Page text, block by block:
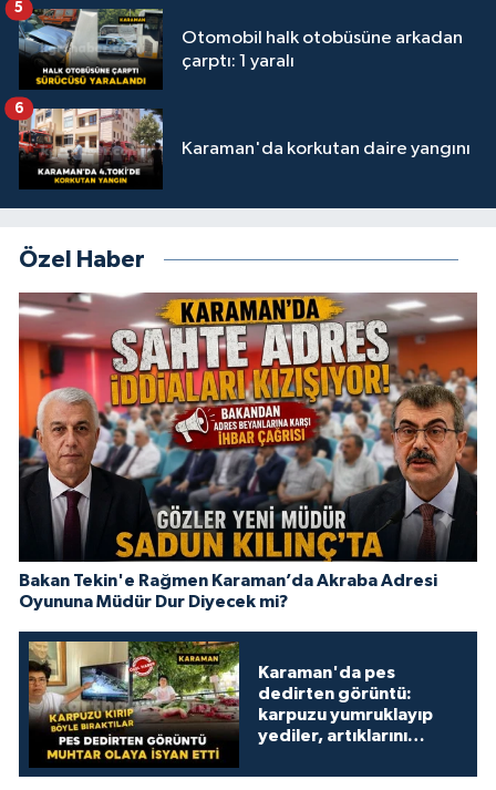
Otomobil halk otobüsüne arkadan
çarptı: 1 yaralı
5
Karaman'da korkutan daire yangını
6
Özel Haber
Bakan Tekin'e Rağmen Karaman’da Akraba Adresi
Oyununa Müdür Dur Diyecek mi?
Karaman'da pes
dedirten görüntü:
karpuzu yumruklayıp
yediler, artıklarını